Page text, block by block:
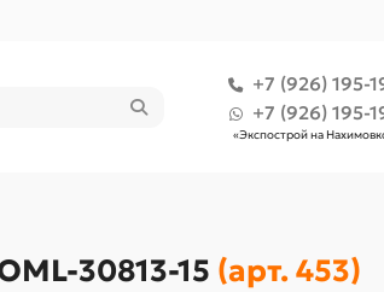
+7 (926) 195-
+7 (926) 195-
«Экспострой на
30813-15 (арт. 453)